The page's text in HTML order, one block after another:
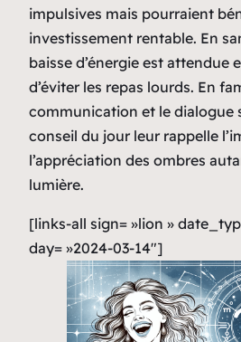
impulsives mais pourraient
investissement rentable. En
baisse d’énergie est attendue
d’éviter les repas lourds. En
communication et le dialogue
conseil du jour leur rappelle
l’appréciation des ombres
lumière.
[links-all sign= »lion »
day= »2024-03-14″]